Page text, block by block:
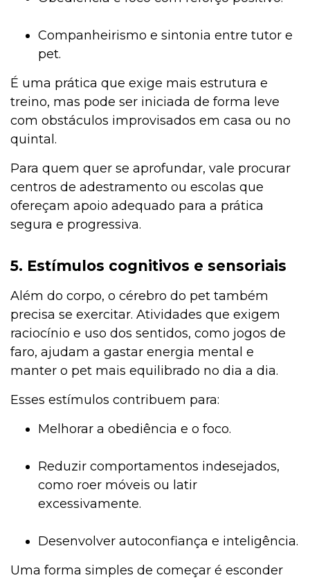
Companheirismo e sintonia entre tutor e
pet.
É uma prática que exige mais estrutura e
treino, mas pode ser iniciada de forma leve
com obstáculos improvisados em casa ou no
quintal.
Para quem quer se aprofundar, vale procurar
centros de adestramento ou escolas que
ofereçam apoio adequado para a prática
segura e progressiva.
5. Estímulos cognitivos e sensoriais
Além do corpo, o cérebro do pet também
precisa se exercitar. Atividades que exigem
raciocínio e uso dos sentidos, como jogos de
faro, ajudam a gastar energia mental e
manter o pet mais equilibrado no dia a dia.
Esses estímulos contribuem para:
Melhorar a obediência e o foco.
Reduzir comportamentos indesejados,
como roer móveis ou latir
excessivamente.
Desenvolver autoconfiança e inteligência.
Uma forma simples de começar é esconder